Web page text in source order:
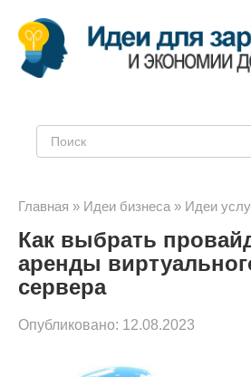
Перейти
контенту
Главная » Идеи бизнеса » Идеи
Как выбрать
аренды
сервера
Опубликовано: 12.08.2023